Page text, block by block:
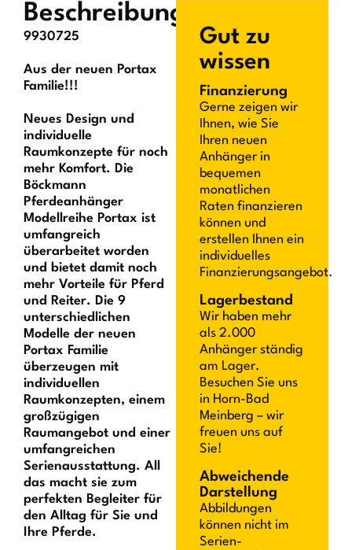
Beschreibung
9930725
Aus der neuen Portax
Familie!!!
Neues Design und
individuelle
Raumkonzepte für noch
mehr Komfort. Die
Böckmann
Pferdeanhänger
Modellreihe Portax ist
umfangreich
überarbeitet worden
und bietet damit noch
mehr Vorteile für Pferd
und Reiter. Die 9
unterschiedlichen
Modelle der neuen
Portax Familie
überzeugen mit
individuellen
Raumkonzepten, einem
großzügigen
Raumangebot und einer
umfangreichen
Serienausstattung. All
das macht sie zum
perfekten Begleiter für
den Alltag für Sie und
Ihre Pferde.
Gut zu
wissen
Finanzierung
Gerne zeigen wir
Ihnen, wie Sie
Ihren neuen
Anhänger in
bequemen
monatlichen
Raten finanzieren
können und
erstellen Ihnen ein
individuelles
Finanzierungsangebot.
Lagerbestand
Wir haben mehr
als 2.000
Anhänger ständig
am Lager.
Besuchen Sie uns
in Horn-Bad
Meinberg – wir
freuen uns auf
Sie!
Abweichende
Darstellung
Abbildungen
können nicht im
Serien-